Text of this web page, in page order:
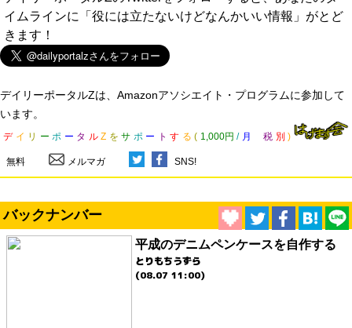
イムラインに「役には立たないけどなんかいい情報」がとど
きます！
デイリーポータルZは、Amazonアソシエイト・プログラムに参加して
います。
デ イ リ ー ポ ー タ ル Z を サ ポ ー ト す る ( 1,000円 / 月 税 別 )
無料 メルマガ SNS!
バックナンバー
平成のデニムペンケースを自作する
とりもちうずら
(08.07 11:00)